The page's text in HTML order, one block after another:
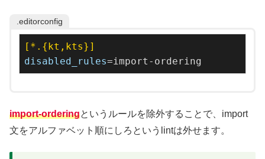
.editorconfig
[*.{kt,kts}]
disabled_rules
import-orderingというルールを除外することで、import
文をアルファベット順にしろというlintは外せます。